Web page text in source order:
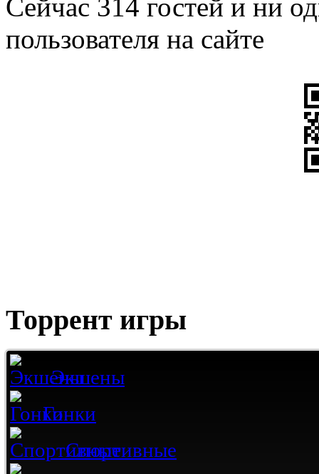
Сейчас 314 гостей и ни
пользователя на сайте
Торрент игры
Экшены
Гонки
Спортивные